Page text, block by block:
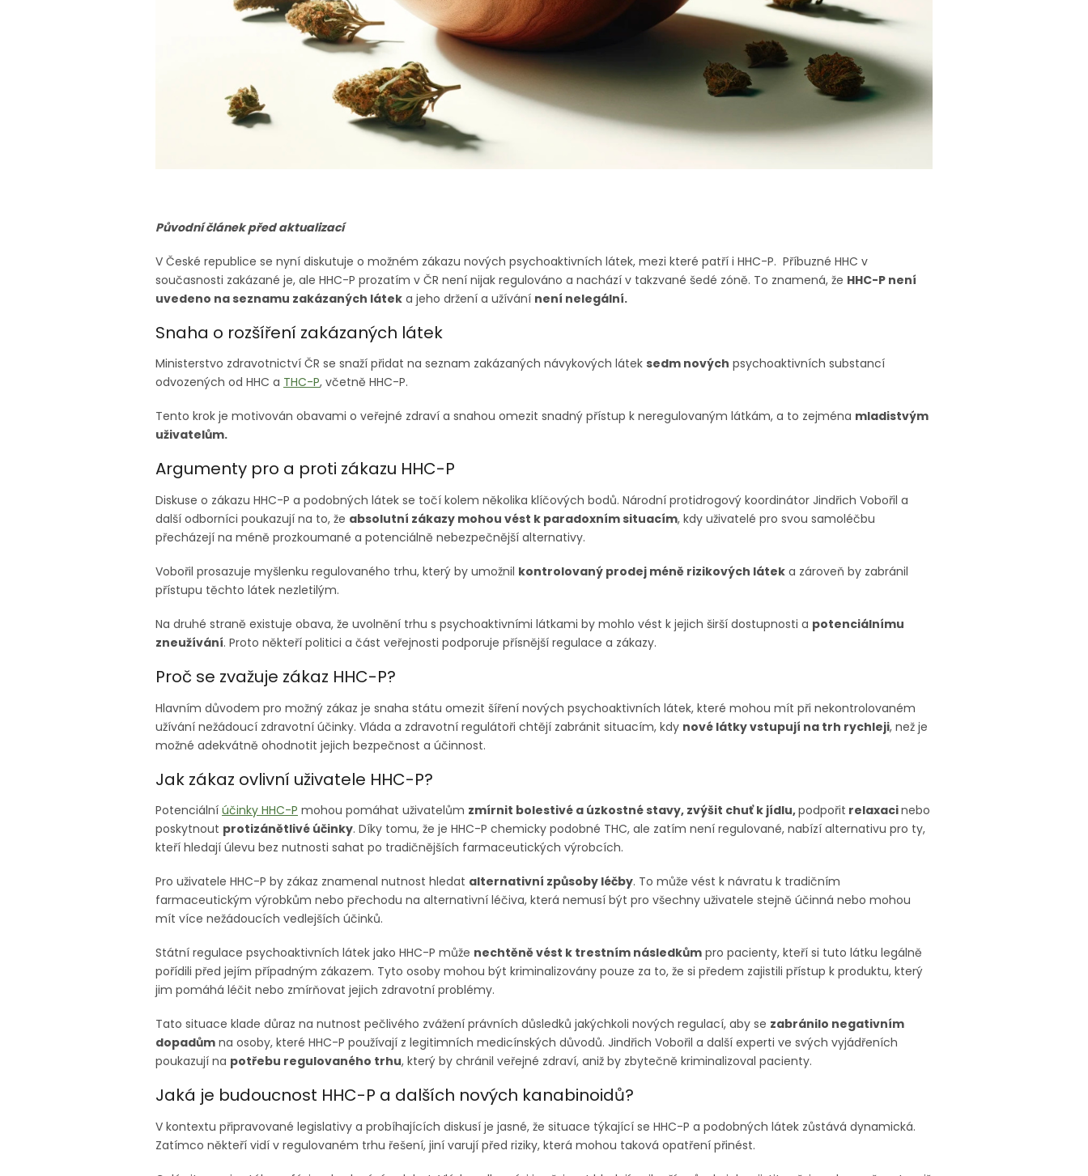
Původní článek před aktualizací
V České republice se nyní diskutuje o možném zákazu nových psychoaktivních látek, mezi které patří i HHC-P. Příbuzné HHC v
současnosti zakázané je, ale HHC-P prozatím v ČR není nijak regulováno a nachází v takzvané šedé zóně. To znamená, že HHC-P není
uvedeno na seznamu zakázaných látek a jeho držení a užívání není nelegální.
Snaha o rozšíření zakázaných látek
Ministerstvo zdravotnictví ČR se snaží přidat na seznam zakázaných návykových látek sedm nových psychoaktivních substancí
odvozených od HHC a THC-P, včetně HHC-P.
Tento krok je motivován obavami o veřejné zdraví a snahou omezit snadný přístup k neregulovaným látkám, a to zejména mladistvým
uživatelům.
Argumenty pro a proti zákazu HHC-P
Diskuse o zákazu HHC-P a podobných látek se točí kolem několika klíčových bodů. Národní protidrogový koordinátor Jindřich Vobořil a
další odborníci poukazují na to, že absolutní zákazy mohou vést k paradoxním situacím, kdy uživatelé pro svou samoléčbu
přecházejí na méně prozkoumané a potenciálně nebezpečnější alternativy.
Vobořil prosazuje myšlenku regulovaného trhu, který by umožnil kontrolovaný prodej méně rizikových látek a zároveň by zabránil
přístupu těchto látek nezletilým.
Na druhé straně existuje obava, že uvolnění trhu s psychoaktivními látkami by mohlo vést k jejich širší dostupnosti a potenciálnímu
zneužívání. Proto někteří politici a část veřejnosti podporuje přísnější regulace a zákazy.
Proč se zvažuje zákaz HHC-P?
Hlavním důvodem pro možný zákaz je snaha státu omezit šíření nových psychoaktivních látek, které mohou mít při nekontrolovaném
užívání nežádoucí zdravotní účinky. Vláda a zdravotní regulátoři chtějí zabránit situacím, kdy nové látky vstupují na trh rychleji, než je
možné adekvátně ohodnotit jejich bezpečnost a účinnost.
Jak zákaz ovlivní uživatele HHC-P?
Potenciální účinky HHC-P mohou pomáhat uživatelům zmírnit bolestivé a úzkostné stavy, zvýšit chuť k jídlu,podpořit relaxacinebo
poskytnout protizánětlivé účinky. Díky tomu, že je HHC-P chemicky podobné THC, ale zatím není regulované, nabízí alternativu pro ty,
kteří hledají úlevu bez nutnosti sahat po tradičnějších farmaceutických výrobcích.
Pro uživatele HHC-P by zákaz znamenal nutnost hledat alternativní způsoby léčby. To může vést k návratu k tradičním
farmaceutickým výrobkům nebo přechodu na alternativní léčiva, která nemusí být pro všechny uživatele stejně účinná nebo mohou
mít více nežádoucích vedlejších účinků.
Státní regulace psychoaktivních látek jako HHC-P může nechtěně vést k trestním následkům pro pacienty, kteří si tuto látku legálně
pořídili před jejím případným zákazem. Tyto osoby mohou být kriminalizovány pouze za to, že si předem zajistili přístup k produktu, který
jim pomáhá léčit nebo zmírňovat jejich zdravotní problémy.
Tato situace klade důraz na nutnost pečlivého zvážení právních důsledků jakýchkoli nových regulací, aby se zabránilo negativním
dopadům na osoby, které HHC-P používají z legitimních medicínských důvodů. Jindřich Vobořil a další experti ve svých vyjádřeních
poukazují na potřebu regulovaného trhu, který by chránil veřejné zdraví, aniž by zbytečně kriminalizoval pacienty.
Jaká je budoucnost HHC-P a dalších nových kanabinoidů?
V kontextu připravované legislativy a probíhajících diskusí je jasné, že situace týkající se HHC-P a podobných látek zůstává dynamická.
Zatímco někteří vidí v regulovaném trhu řešení, jiní varují před riziky, která mohou taková opatření přinést.